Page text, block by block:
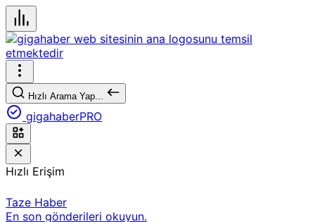
Hızlı Arama Yap...
gigahaberPRO
Hızlı Erişim
Taze Haber
En son gönderileri okuyun.